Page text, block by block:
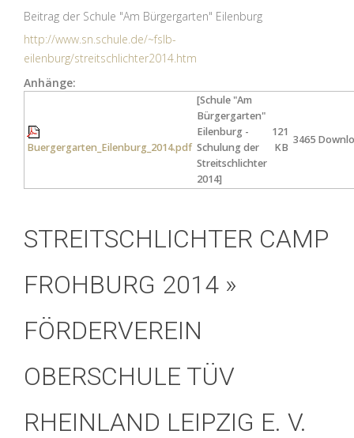
Beitrag der Schule "Am Bürgergarten" Eilenburg
http://www.sn.schule.de/~fslb-
eilenburg/streitschlichter2014.htm
Anhänge:
Buergergarten_Eilenburg_2014.pdf
[Schule "Am
Bürgergarten"
Eilenburg -
Schulung der
Streitschlichter
2014]
121
KB
3465
STREITSCHLICHTER CAMP
FROHBURG 2014 »
FÖRDERVEREIN
OBERSCHULE TÜV
RHEINLAND LEIPZIG E. V.